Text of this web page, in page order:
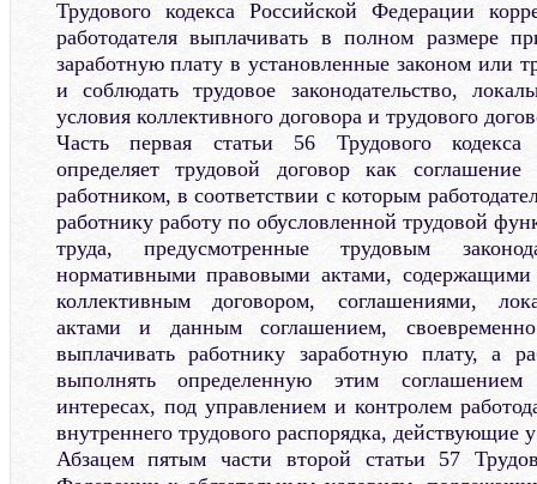
Трудового кодекса Российской Федерации
работодателя выплачивать в полном размере
заработную плату в установленные законом или
и соблюдать трудовое законодательство,
условия коллективного договора и трудового
Часть первая статьи 56 Трудового кодекса
определяет трудовой договор как
работником, в соответствии с которым
работнику работу по обусловленной трудовой
труда, предусмотренные трудовым
нормативными правовыми актами,
коллективным договором, соглашениями,
актами и данным соглашением,
выплачивать работнику заработную плату, а
выполнять определенную этим
интересах, под управлением и контролем
внутреннего трудового распорядка, действующие
Абзацем пятым части второй статьи 57